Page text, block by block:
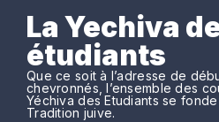
La Yechiva
étudiants
Que ce soit à l’adresse de
chevronnés, l’ensemble des
Yéchiva des Etudiants se
Tradition juive.